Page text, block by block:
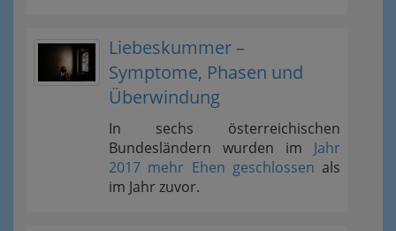
Liebeskummer –
Symptome, Phasen und
Überwindung
In sechs österreichischen
Bundesländern wurden im Jahr
2017 mehr Ehen geschlossen als
im Jahr zuvor.